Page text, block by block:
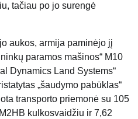
tačiau po jo surengė
aukos, armija paminėjo jį
paramos mašinos“ M10
Dynamics Land Systems“
„šaudymo pabūklas“
transporto priemonė su 105
kulkosvaidžiu ir 7,62